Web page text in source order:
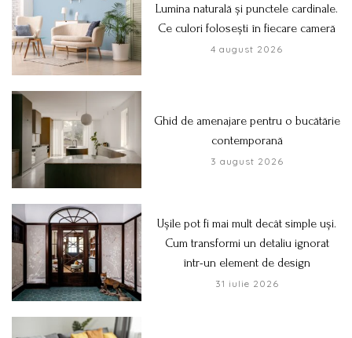
Lumina naturală și punctele cardinale.
Ce culori folosești în fiecare cameră
4 august 2026
Ghid de amenajare pentru o bucătărie
contemporană
3 august 2026
Ușile pot fi mai mult decât simple uși.
Cum transformi un detaliu ignorat
într-un element de design
31 iulie 2026